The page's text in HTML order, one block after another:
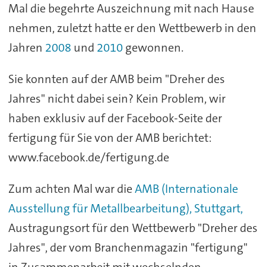
Mal die begehrte Auszeichnung mit nach Hause
nehmen, zuletzt hatte er den Wettbewerb in den
Jahren 2008 und 2010 gewonnen.
Sie konnten auf der AMB beim "Dreher des
Jahres" nicht dabei sein? Kein Problem, wir
haben exklusiv auf der Facebook-Seite der
fertigung für Sie von der AMB berichtet:
www.facebook.de/fertigung.de
Zum achten Mal war dieAMB (Internationale
Ausstellung für Metallbearbeitung), Stuttgart,
Austragungsort für den Wettbewerb "Dreher des
Jahres", der vom Branchenmagazin "fertigung"